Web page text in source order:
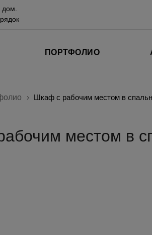
дом.
ПОРТФОЛИО
Шкаф с рабочим местом в
местом в